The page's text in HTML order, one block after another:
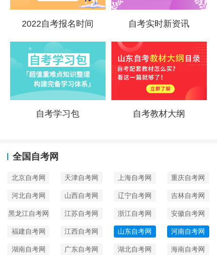
2022自考报名时间 自考实时新资讯
自考学习包 自考教材大纲
全国自考网
北京自考网 天津自考网 上海自考网 重庆自考网
河北自考网 山西自考网 辽宁自考网 吉林自考网
黑龙江自考网 江苏自考网 浙江自考网 安徽自考网
福建自考网 江西自考网 山东自考网 河南自考网
湖南自考网 广东自考网 湖北自考网 海南自考网